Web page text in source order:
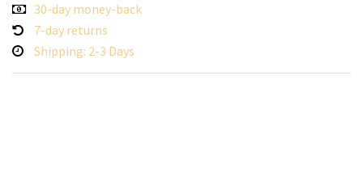
30-day money-back
7-day returns
Shipping: 2-3 Days